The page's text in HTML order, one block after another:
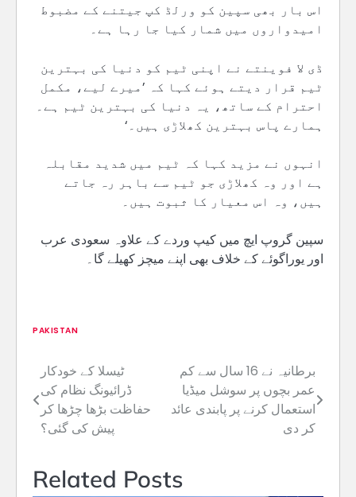
اس بار بھی سپین کو ورلڈ کپ جیتنے کے مضبوط
امیدواروں میں شمار کیا جا رہا ہے۔
ڈی لا فوینتے نے اپنی ٹیم کو دنیا کی بہترین
ٹیم قرار دیتے ہوئے کہا کہ ’میرے لیے، مکمل
احترام کے ساتھ، یہ دنیا کی بہترین ٹیم ہے۔
ہمارے پاس بہترین کھلاڑی ہیں۔‘
انہوں نے مزید کہا کہ ٹیم میں شدید مقابلہ
ہے اور وہ کھلاڑی جو ٹیم سے باہر رہ جاتے
ہیں، وہ اس معیار کا ثبوت ہیں۔
سپین گروپ ایچ میں کیپ وردے کے علاوہ سعودی عرب
اور یوراگوئے کے خلاف بھی اپنے میچز کھیلے گا۔
PAKISTAN
Post
navigation
ٹیسلا کے خودکار
ڈرائیونگ نظام کی
حفاظت بڑھا چڑھا کر
پیش کی گئی؟
برطانیہ نے 16 سال سے کم
عمر بچوں پر سوشل میڈیا
استعمال کرنے پر پابندی عائد
کر دی
Related Posts